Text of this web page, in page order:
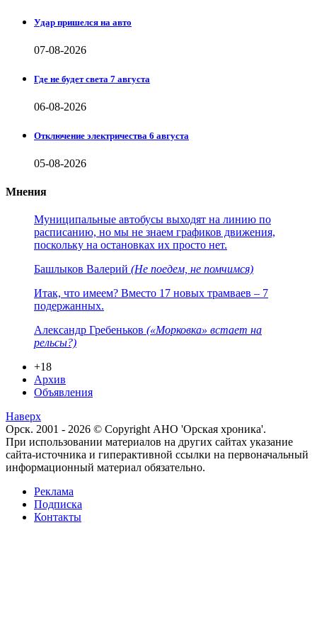
Удар пришелся на авто
07-08-2026
Где не будет света 7 августа
06-08-2026
Отключение электричества 6 августа
05-08-2026
Мнения
Муниципальные автобусы выходят на линию по
расписанию, но мы не знаем графиков движения,
поскольку на остановках их просто нет.
Башлыков Валерий (Не поедем, не помчимся)
Итак, что имеем? Вместо 17 новых трамваев – 7
подержанных.
Александр Гребеньков («Морковка» встает на
рельсы?)
+18
Архив
Объявления
Наверх
Орск. 2001 - 2026 © Copyright АНО 'Орская хроника'.
При использовании материалов на других сайтах указание
сайта-источника и гиперактивной ссылки на первоначальный
информационный материал обязательно.
Реклама
Подписка
Контакты